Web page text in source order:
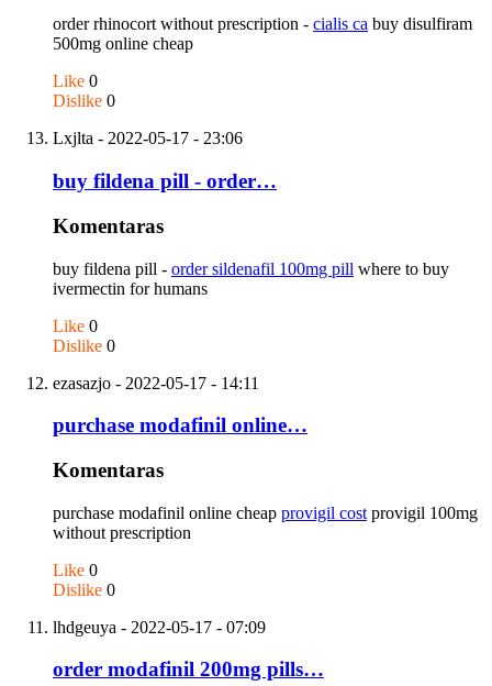
order rhinocort without prescription - cialis ca buy disulfiram
500mg online cheap
Like 0
Dislike 0
Lxjlta - 2022-05-17 - 23:06
buy fildena pill - order…
Komentaras
buy fildena pill - order sildenafil 100mg pill where to buy
ivermectin for humans
Like 0
Dislike 0
ezasazjo - 2022-05-17 - 14:11
purchase modafinil online…
Komentaras
purchase modafinil online cheap provigil cost provigil 100mg
without prescription
Like 0
Dislike 0
lhdgeuya - 2022-05-17 - 07:09
order modafinil 200mg pills…